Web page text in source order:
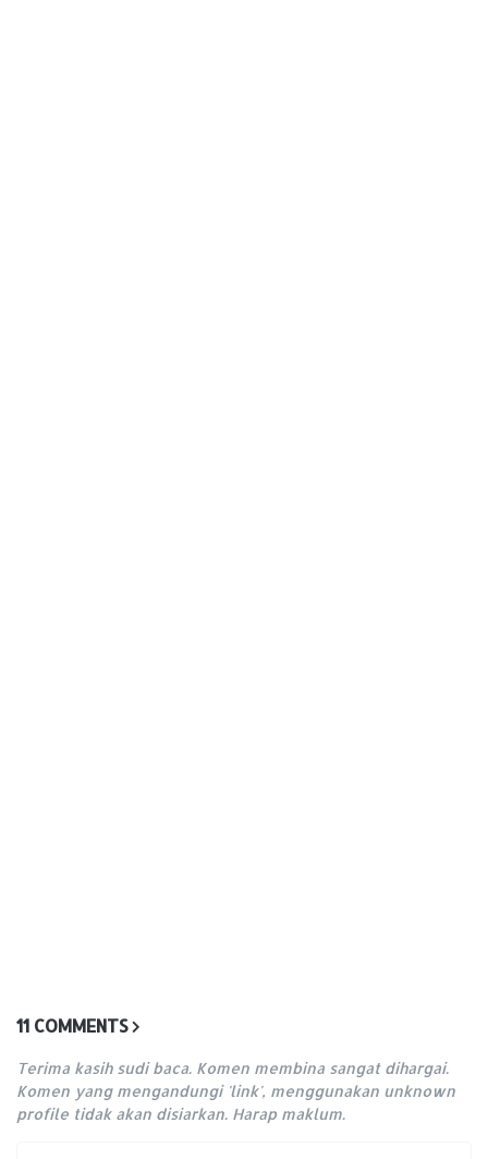
11 COMMENTS
Terima kasih sudi baca. Komen membina sangat dihargai.
Komen yang mengandungi 'link', menggunakan unknown
profile tidak akan disiarkan. Harap maklum.